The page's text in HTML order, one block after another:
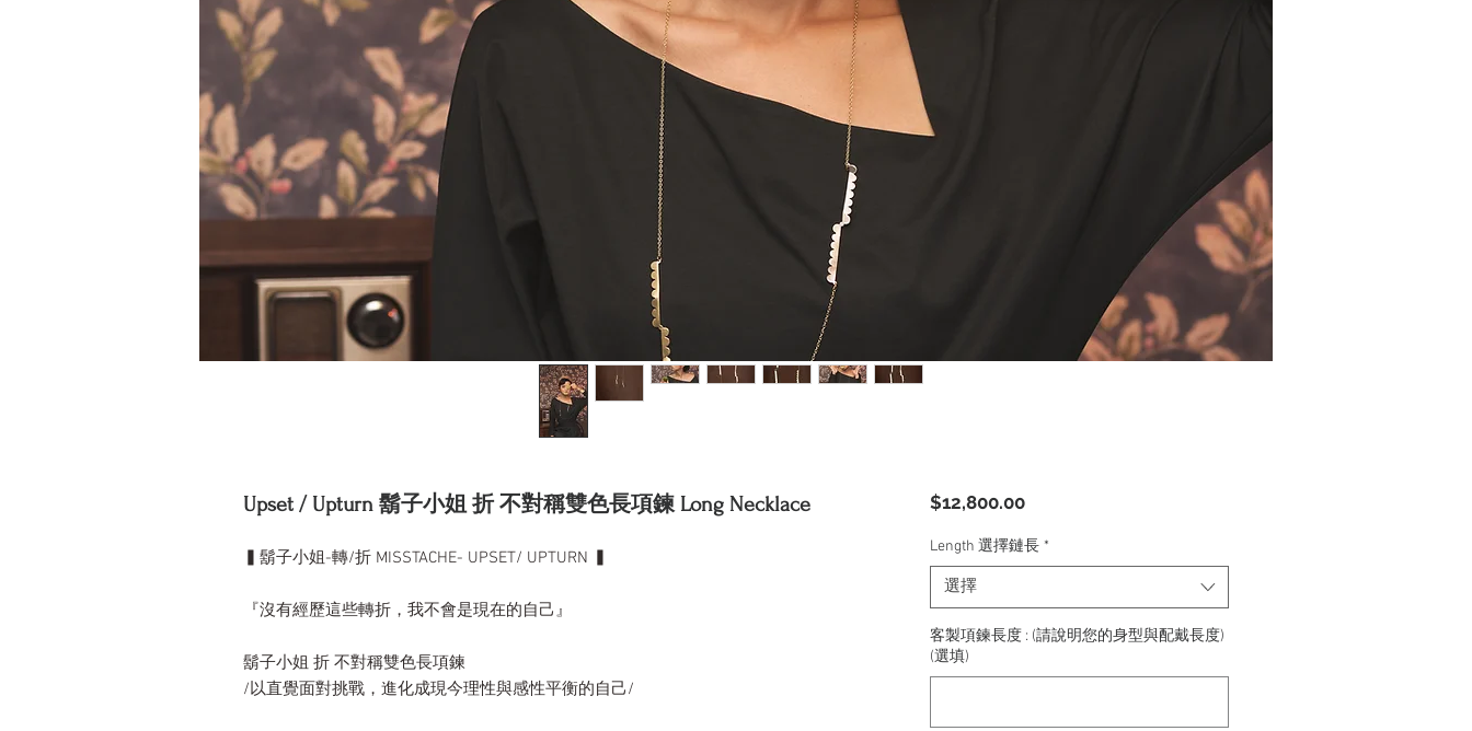
Upset / Upturn 鬍子小姐 折 不對稱雙色長項鍊 Long Necklace
▍鬍子小姐-轉/折 MISSTACHE- UPSET/ UPTURN ▍
『沒有經歷這些轉折，我不會是現在的自己』
鬍子小姐 折 不對稱雙色長項鍊
/以直覺面對挑戰，進化成現今理性與感性平衡的自己/
$12,800.00價
Length 選擇鏈長 *
選擇
客製項鍊長度 : (請說明您的身型與配戴長度)
(選填)